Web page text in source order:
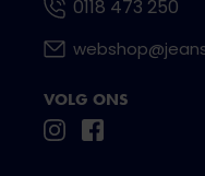
0118 473 250
VOLG ONS